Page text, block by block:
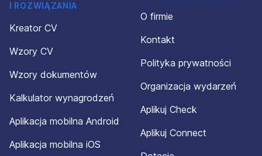
I ROZWIĄZANIA
Kreator CV
Wzory CV
Wzory dokumentów
Kalkulator wynagrodzeń
Aplikacja mobilna Android
Aplikacja mobilna iOS
O firmie
Kontakt
Polityka prywatności
Organizacja wydarzeń
Aplikuj Check
Aplikuj Connect